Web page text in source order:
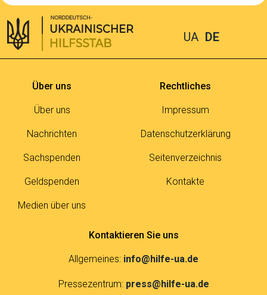
UA DE
Über uns
Über uns
Nachrichten
Sachspenden
Geldspenden
Medien über uns
Rechtliches
Impressum
Datenschutzerklärung
Seitenverzeichnis
Kontakte
Kontaktieren Sie uns
Allgemeines: info@hilfe-ua.de
Pressezentrum: press@hilfe-ua.de